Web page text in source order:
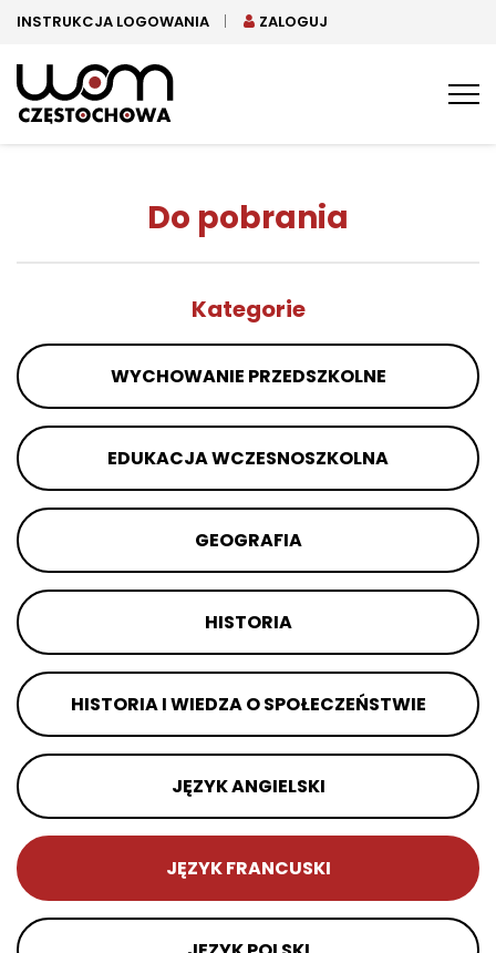
INSTRUKCJA LOGOWANIA ZALOGUJ
Do pobrania
Kategorie
WYCHOWANIE PRZEDSZKOLNE
EDUKACJA WCZESNOSZKOLNA
GEOGRAFIA
HISTORIA
HISTORIA I WIEDZA O SPOŁECZEŃSTWIE
JĘZYK ANGIELSKI
JĘZYK FRANCUSKI